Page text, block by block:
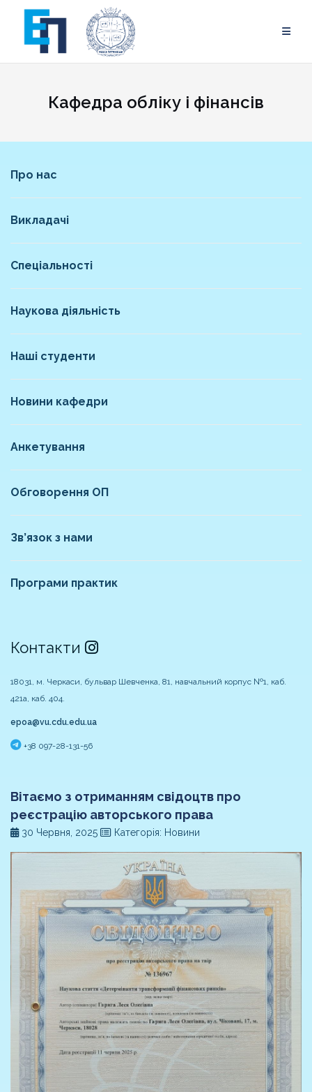
content
Кафедра обліку і фінансів
Про нас
Викладачі
Спеціальності
Наукова діяльність
Наші студенти
Новини кафедри
Анкетування
Обговорення ОП
Зв’язок з нами
Програми практик
Контакти
18031, м. Черкаси, бульвар Шевченка, 81, навчальний корпус №1, каб.
421а, каб. 404.
epoa@vu.cdu.edu.ua
+38 097-28-131-56
Вітаємо з отриманням свідоцтв про
реєстрацію авторського права
30 Червня, 2025 Категорія: Новини